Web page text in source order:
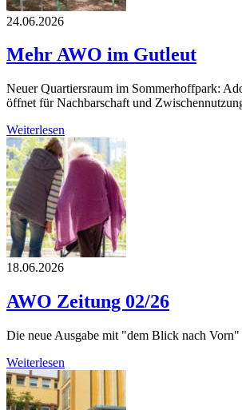
24.06.2026
Mehr AWO im Gutleut
Neuer Quartiersraum im Sommerhoffpark:
öffnet für Nachbarschaft und
Weiterlesen
18.06.2026
AWO Zeitung 02/26
Die neue Ausgabe mit "dem Blick nach Vorn"
Weiterlesen